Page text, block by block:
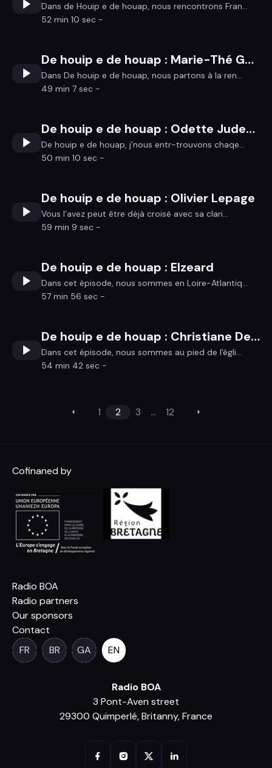
Dans de Houip e de houap, nous rencontrons Fran...
52 min 10 sec -
De houip e de houap : Marie-Thé Gauvin de Saint Just(35) : « J'decidis de yétr benaize péqe c'ét bon pour le portement»
Dans De houip e de houap, nous partons à la ren...
49 min 7 sec -
De houip e de houap : Odette Judeaux de Chanteloup(35)
De houip e de houap, j’nous entr-trouvons chaqe...
50 min 10 sec -
De houip e de houap : Olivier Lepage
Vous l’avez peut être déjà croisé avec sa clari...
59 min 9 sec -
De houip e de houap : Elzeard
Dans cet épisode, nous sommes en Loire-Atlantiq...
57 min 56 sec -
De houip e de houap : Christiane Desgrés
Dans cet épisode, nous sommes au pied de l'égli...
54 min 42 sec -
1 2 3 ... 12
Cofinaned by
Radio BOA
Radio partners
Our sponsors
Contact
FR
BR GA EN
Radio BOA
3 Pont-Aven street
29300 Quimperlé, Britanny, France